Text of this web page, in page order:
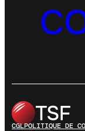
CGLPOLITIQUE DE